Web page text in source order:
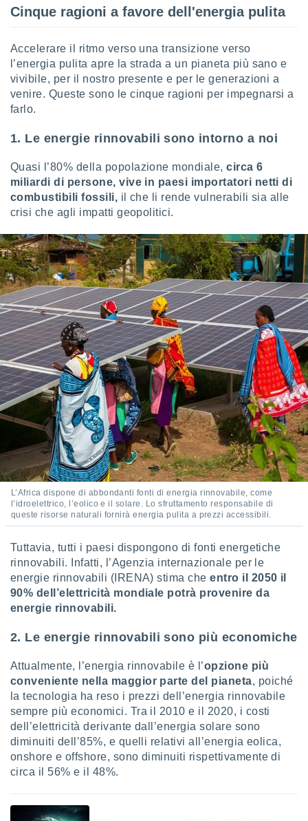
e degli
Cinque ragioni a favore dell'energia pulita
Accelerare il ritmo verso una transizione verso
l’energia pulita apre la strada a un pianeta più sano e
vivibile, per il nostro presente e per le generazioni a
venire. Queste sono le cinque ragioni per impegnarsi a
farlo.
1. Le energie rinnovabili sono intorno a noi
Quasi l’80% della popolazione mondiale,circa 6
miliardi di persone, vive in paesi importatori netti di
combustibili fossili, il che li rende vulnerabili sia alle
crisi che agli impatti geopolitici.
L’Africa dispone di abbondanti fonti di energia rinnovabile, come
l’idroelettrico, l’eolico e il solare. Lo sfruttamento responsabile di
queste risorse naturali fornirà energia pulita a prezzi accessibili.
Tuttavia, tutti i paesi dispongono di fonti energetiche
rinnovabili. Infatti, l’Agenzia internazionale per le
energie rinnovabili (IRENA) stima cheentro il 2050 il
90% dell’elettricità mondiale potrà provenire da
energie rinnovabili.
2. Le energie rinnovabili sono più economiche
Attualmente, l’energia rinnovabile è l’opzione più
conveniente nella maggior parte del pianeta, poiché
la tecnologia ha reso i prezzi dell’energia rinnovabile
sempre più economici. Tra il 2010 e il 2020, i costi
dell’elettricità derivante dall’energia solare sono
diminuiti dell’85%, e quelli relativi all’energia eolica,
onshore e offshore, sono diminuiti rispettivamente di
circa il 56% e il 48%.